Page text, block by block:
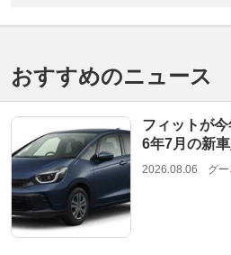
おすすめのニュース
フィットが
6年7月の新
2026.08.06 グー